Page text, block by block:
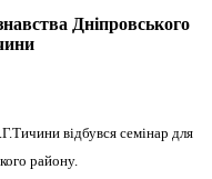
Дніпровського
відбувся семінар для
району.